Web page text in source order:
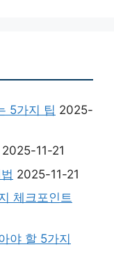
5가지 팁 2025-
2025-11-21
2025-11-21
체크포인트
야 할 5가지